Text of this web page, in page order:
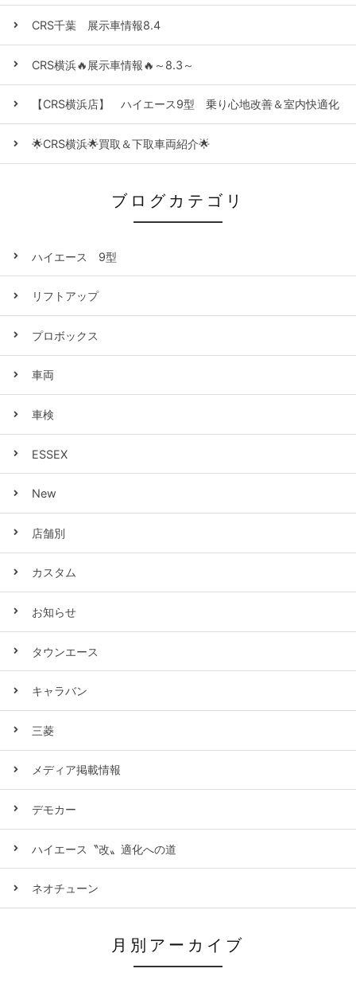
CRS千葉 展示車情報8.4
CRS横浜🔥展示車情報🔥～8.3～
【CRS横浜店】 ハイエース9型 乗り心地改善＆室内快適化
🌟CRS横浜🌟買取＆下取車両紹介🌟
ブログカテゴリ
ハイエース 9型
リフトアップ
プロボックス
車両
車検
ESSEX
New
店舗別
カスタム
お知らせ
タウンエース
キャラバン
三菱
メディア掲載情報
デモカー
ハイエース〝改〟適化への道
ネオチューン
月別アーカイブ